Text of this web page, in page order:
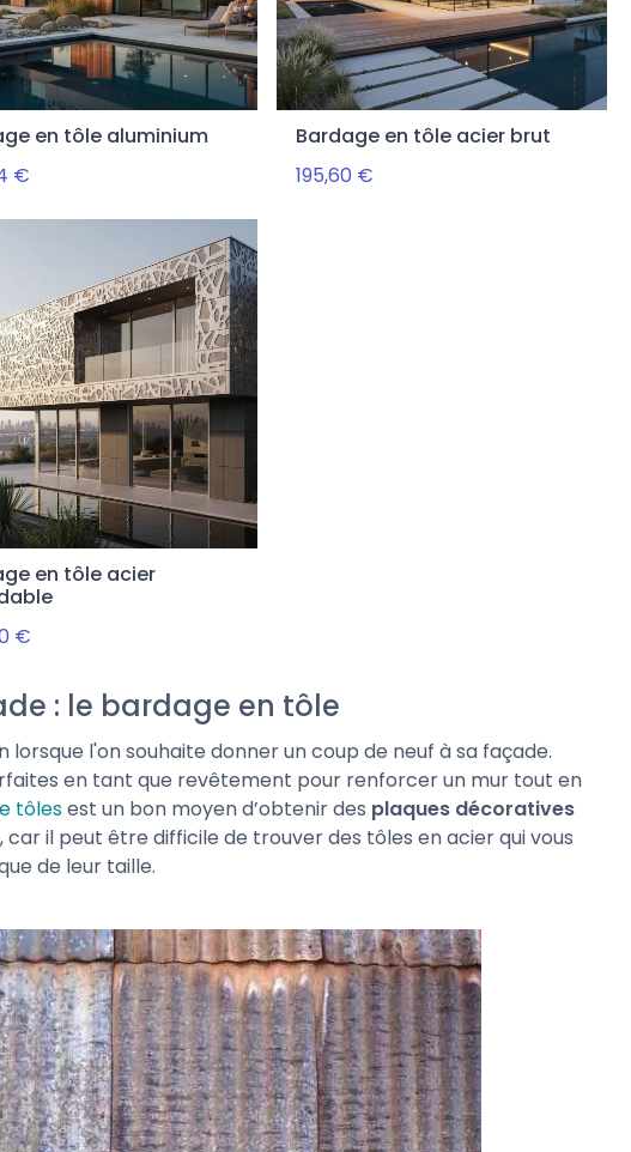
en tôle aluminium
€
Bardage en tôle acier brut
195,60 €
en tôle acier
€
: le bardage en tôle
l'on souhaite donner un coup de neuf à sa façade.
en tant que revêtement pour renforcer un mur tout en
tôlesest un bon moyen d’obtenir des plaques décoratives
, car il peut être difficile de trouver des tôles en acier qui vous
de leur taille.